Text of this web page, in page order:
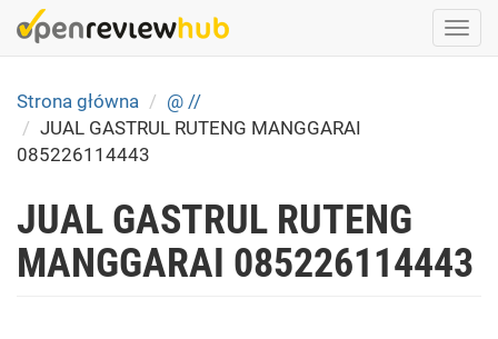
Skip
to
content
Strona główna
@ //
JUAL GASTRUL RUTENG MANGGARAI
085226114443
JUAL GASTRUL RUTENG
MANGGARAI 085226114443